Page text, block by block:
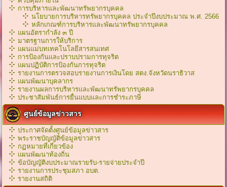
การบริหารและพัฒนาทรัพยากรบุคคล
นโยบายการบริหารทรัพยากรบุคคล ประจำปีงบประมาณ พ.ศ. 2566
หลักเกณฑ์การบริหารเเละพัฒนาทรัพยากรบุคคล
แผนอัตรากำลัง ๓ ปี
มาตรฐานการให้บริการ
แผนแม่บทเทคโนโลยีสารสนเทศ
การป้องกันและปราบปรามการทุจริต
แผนปฏิบัติการป้องกันการทุจริต
รายงานการตรวจสอบรายงานการเงินโดย สตง.จังหวัดนราธิวาส
แผนพัฒนาบุคลากร
รายงานผลการบริหารและพัฒนาทรัพยากรบุคคล
ประชาสัมพันธ์การยื่นแบบและการชำระภาษี
ศูนย์ข้อมูลข่าวสาร
ประกาศจัดตั้งศูนย์ข้อมูลข่าวสาร
พระราชบัญญัติข้อมูลข่าวสาร
กฏหมายที่เกี่ยวข้อง
เเผนพัฒนาท้องถิ่น
ข้อบัญญัติงบประมาณรายรับ-รายจ่ายประจำปี
รายงานการประชุมสภา อบต.
รายงานสถิติ